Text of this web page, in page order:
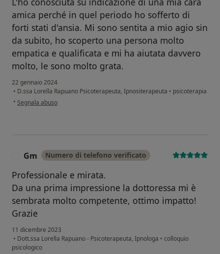
amica perché in quel periodo ho sofferto di
forti stati d'ansia. Mi sono sentita a mio agio sin
da subito, ho scoperto una persona molto
empatica e qualificata e mi ha aiutata davvero
molto, le sono molto grata.
22 gennaio 2024
• D.ssa Lorella Rapuano Psicoterapeuta, Ipnositerapeuta • psicoterapia
• secondo l'opinione dell'utente Irene
Segnala abuso
Gm Numero di telefono verificato
Professionale e mirata.
Da una prima impressione la dottoressa mi è
sembrata molto competente, ottimo impatto!
Grazie
11 dicembre 2023
• Dott.ssa Lorella Rapuano - Psicoterapeuta, Ipnologa • colloquio
psicologico